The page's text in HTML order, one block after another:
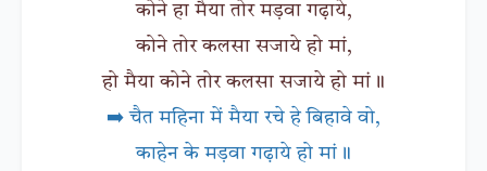
कोने हा मैया तोर मड़वा गढ़ाये,
कोने तोर कलसा सजाये हो मां,
हो मैया कोने तोर कलसा सजाये हो मां॥
➡️ चैत महिना में मैया रचे हे बिहावे वो,
काहेन के मड़वा गढ़ाये हो मां॥